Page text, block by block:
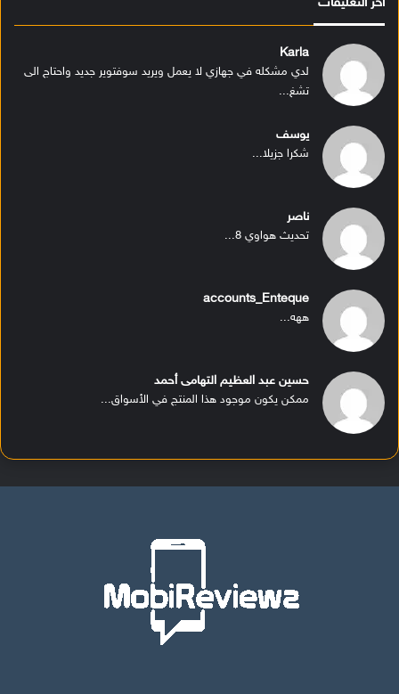
أخر التعليقات
Karla
لدي مشكله في جهازي لا يعمل ويريد سوفتوير جديد واحتاج الى
تشغ...
يوسف
شكرا جزيلا...
ناصر
تحديث هواوي 8...
accounts_Enteque
ههه...
حسين عبد العظيم التهامى أحمد
ممكن يكون موجود هذا المنتج في الأسواق...